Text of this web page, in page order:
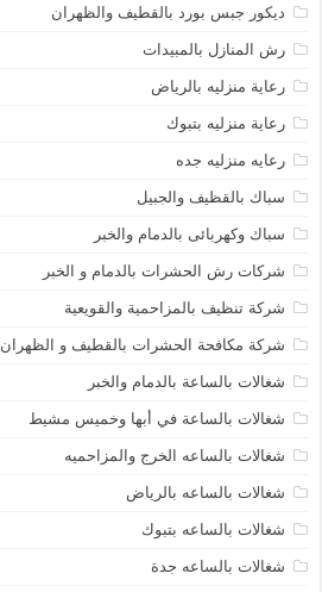
ديكور جبس بورد بالقطيف والظهران
رش المنازل بالمبيدات
رعاية منزليه بالرياض
رعاية منزليه بتبوك
رعايه منزليه جده
سباك بالقظيف والجبيل
سباك وكهربائى بالدمام والخبر
شركات رش الحشرات بالدمام و الخبر
شركة تنظيف بالمزاحمية والقويعية
شركة مكافحة الحشرات بالقطيف و الظهران
شغالات بالساعة بالدمام والخبر
شغالات بالساعة في أبها وخميس مشيط
شغالات بالساعه الخرج والمزاحميه
شغالات بالساعه بالرياض
شغالات بالساعه بتبوك
شغالات بالساعه جدة